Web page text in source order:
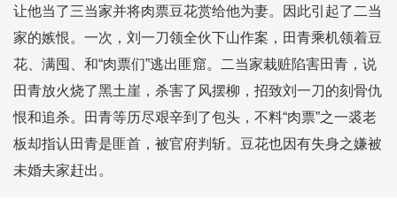
让他当了三当家并将肉票豆花赏给他为妻。因此引起了二当
家的嫉恨。一次，刘一刀领全伙下山作案，田青乘机领着豆
花、满囤、和“肉票们”逃出匪窟。二当家栽赃陷害田青，说
田青放火烧了黑土崖，杀害了风摆柳，招致刘一刀的刻骨仇
恨和追杀。田青等历尽艰辛到了包头，不料“肉票”之一裘老
板却指认田青是匪首，被官府判斩。豆花也因有失身之嫌被
未婚夫家赶出。